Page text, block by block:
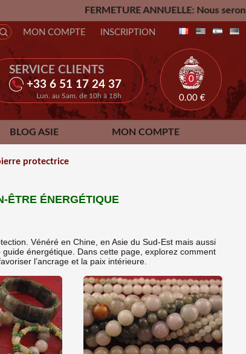
FERMETURE ANNUELLE: Nous serons fermés
SERVICE CLIENTS
+33 6 51 17 24 37
Lun. au Sam. de 10h à 18h
MON COMPTE INSCRIPTION
0
0.00 €
BLOG ASIE MON COMPTE
protectrice
ÊTRE ÉNERGÉTIQUE
Vénéré en Chine, en Asie du Sud-Est mais aussi
énergétique. Dans cette page, explorez comment
l’ancrage et la paix intérieure.